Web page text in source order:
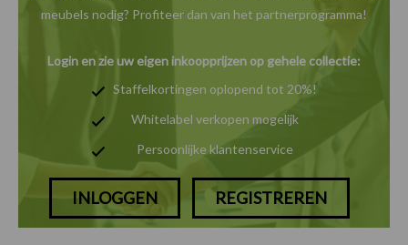
meubels nodig? Profiteer dan van het partnerprogramma!
Login en zie uw eigen inkoopprijzen op gehele collectie:
Staffelkortingen oplopend tot 20%!
Whitelabel verkopen mogelijk
Persoonlijke klantenservice
INLOGGEN REGISTREREN